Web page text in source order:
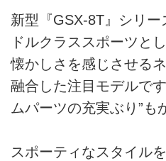
新型『GSX-8T』シリー
ドルクラススポーツと
懐かしさを感じさせる
融合した注目モデルで
ムパーツの充実ぶり”も
スポーティなスタイル